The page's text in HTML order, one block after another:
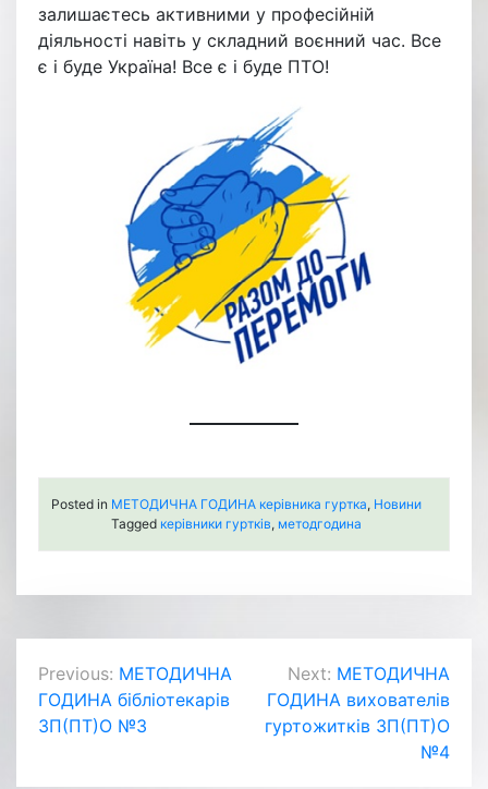
залишаєтесь активними у професійній
діяльності навіть у складний воєнний час. Все
є і буде Україна! Все є і буде ПТО!
Posted in МЕТОДИЧНА ГОДИНА керівника гуртка, Новини
Tagged керівники гуртків, методгодина
Навігація
записів
Previous: МЕТОДИЧНА
ГОДИНА бібліотекарів
ЗП(ПТ)О №3
Next: МЕТОДИЧНА
ГОДИНА вихователів
гуртожитків ЗП(ПТ)О
№4